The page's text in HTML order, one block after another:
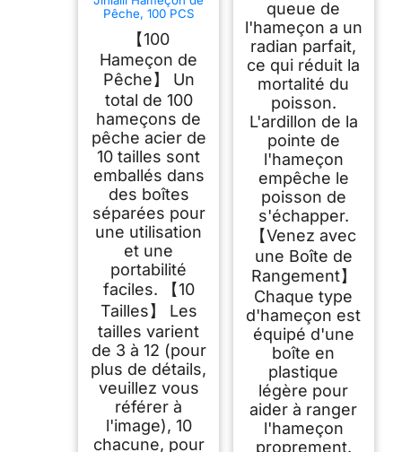
Pêche, 100 PCS
en 10 Tailles
【100
Hameçon de
Pêche】 Un
total de 100
hameçons de
pêche acier de
10 tailles sont
emballés dans
des boîtes
séparées pour
une utilisation
et une
portabilité
faciles. 【10
Tailles】 Les
tailles varient
de 3 à 12 (pour
plus de détails,
veuillez vous
référer à
l'image), 10
chacune, pour
queue de
l'hameçon a un
radian parfait,
ce qui réduit la
mortalité du
poisson.
L'ardillon de la
pointe de
l'hameçon
empêche le
poisson de
s'échapper.
【Venez avec
une Boîte de
Rangement】
Chaque type
d'hameçon est
équipé d'une
boîte en
plastique
légère pour
aider à ranger
l'hameçon
proprement.